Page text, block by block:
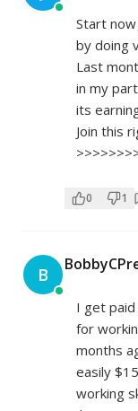
Start
by doing
Last
in my
its
Join this
0 1
B
I get
for
months
easily
working